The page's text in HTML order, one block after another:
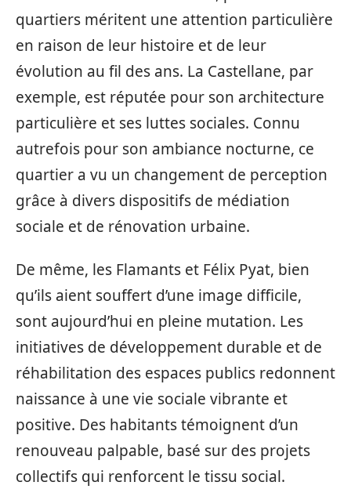
quartiers méritent une attention particulière
en raison de leur histoire et de leur
évolution au fil des ans. La Castellane, par
exemple, est réputée pour son architecture
particulière et ses luttes sociales. Connu
autrefois pour son ambiance nocturne, ce
quartier a vu un changement de perception
grâce à divers dispositifs de médiation
sociale et de rénovation urbaine.
De même, les Flamants et Félix Pyat, bien
qu’ils aient souffert d’une image difficile,
sont aujourd’hui en pleine mutation. Les
initiatives de développement durable et de
réhabilitation des espaces publics redonnent
naissance à une vie sociale vibrante et
positive. Des habitants témoignent d’un
renouveau palpable, basé sur des projets
collectifs qui renforcent le tissu social.